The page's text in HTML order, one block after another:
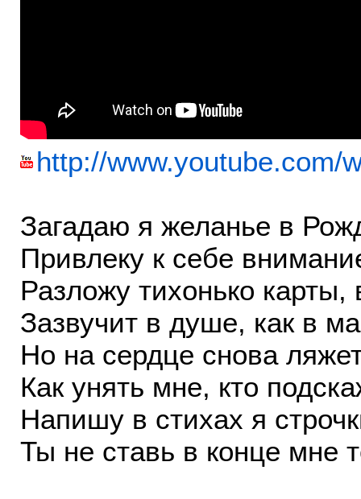
http://www.youtube.com/
Загадаю я желанье в
Привлеку к себе
Разложу тихонько карты,
Зазвучит в душе, как в
Но на сердце снова
Как унять мне, кто
Напишу в стихах я
Ты не ставь в конце мне